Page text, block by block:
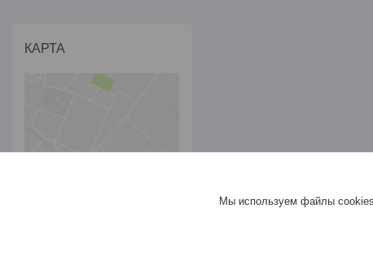
КАРТА
Мы используем файлы cookies